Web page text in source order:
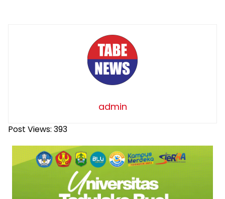
admin
Post Views: 393